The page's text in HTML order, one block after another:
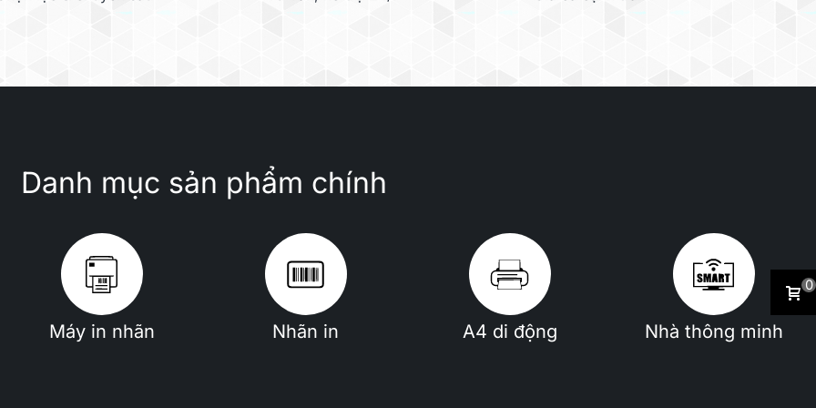
kế để đạt hiệu suất cao nhất
riêng cho
Danh mục sản phẩm chính
Máy in nhãn Nhãn in A4 di động Nhà thông minh
0